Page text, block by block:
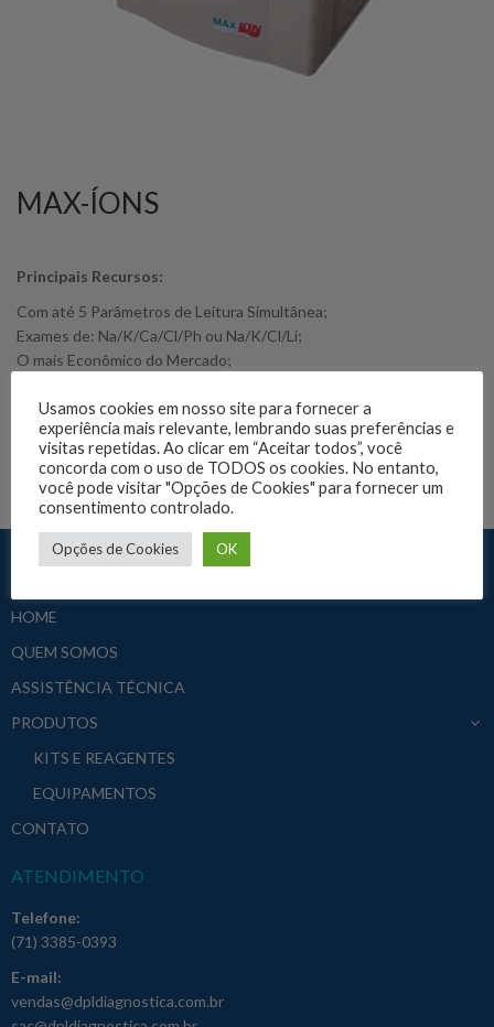
MAX-ÍONS
Principais Recursos:
Com até 5 Parâmetros de Leitura Simultânea;
Exames de: Na/K/Ca/Cl/Ph ou Na/K/Cl/Li;
O mais Econômico do Mercado;
SOLICITE O FOLDER COMPLETO
HOME
QUEM SOMOS
ASSISTÊNCIA TÉCNICA
PRODUTOS
KITS E REAGENTES
EQUIPAMENTOS
CONTATO
ATENDIMENTO
Telefone:
(71) 3385-0393
E-mail:
vendas@dpldiagnostica.com.br
Usamos cookies em nosso site para fornecer a
experiência mais relevante, lembrando suas preferências e
visitas repetidas. Ao clicar em “Aceitar todos”, você
concorda com o uso de TODOS os cookies. No entanto,
você pode visitar "Opções de Cookies" para fornecer um
consentimento controlado.
Opções de Cookies OK